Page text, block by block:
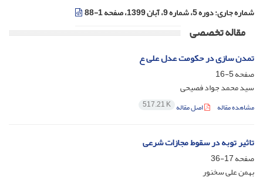
شماره جاری:دوره 5، شماره 9، آبان 1399، صفحه 1-88
مقاله تخصصی
تمدن سازی در حکومت عدل علی ع
صفحه5-16
سید محمد جواد فصیحی
مشاهده مقاله اصل مقاله 517.21 K
تاثیر توبه در سقوط مجازات شرعی
صفحه17-36
بهمن علی سخنور